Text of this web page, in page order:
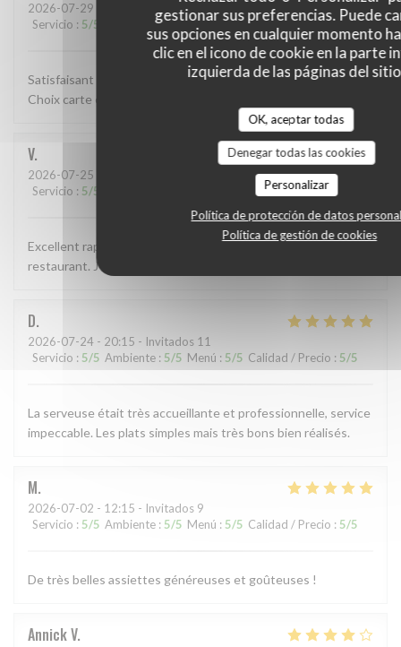
gestionar sus preferencias. Puede
sus opciones en cualquier momento
clic en el icono de cookie en la parte
izquierda de las páginas del
OK, aceptar todas
Denegar todas las cookies
Personalizar
Política de protección de datos
Política de gestión de cookies
2026-07-29 - 12:15 - Invitados 2
Servicio : 5/5 Ambiente: 4/5 Menú 3/5 Calidad / Precio: 4 /5
Satisfaisant dans l ensemble resa accueil service très bien.
Choix carte et cuisine bien. Resto ambiance déco sympa!
V
2026-07-25
Servicio : 5/5 Calidad / Precio
Excellent rapport qualité prix ! Je recommande vivement ce
restaurant. J'y retournerais dès que possible 😍😉
D
2026-07-24 - 20:15 - Invitados 11
Servicio : 5/5 Ambiente : 5/5 Menú : 5/5 Calidad / Precio : 5/5
La serveuse était très accueillante et professionnelle, service
impeccable. Les plats simples mais très bons bien réalisés.
M
2026-07-02 - 12:15 - Invitados 9
Servicio : 5/5 Ambiente : 5/5 Menú : 5/5 Calidad / Precio : 5/5
De très belles assiettes généreuses et goûteuses !
AnnickV